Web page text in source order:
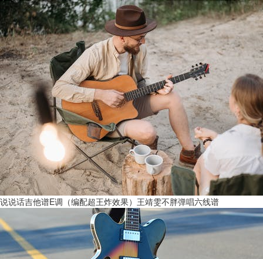
说说话吉他谱E调（编配超王炸效果）王靖雯不胖弹唱六线谱